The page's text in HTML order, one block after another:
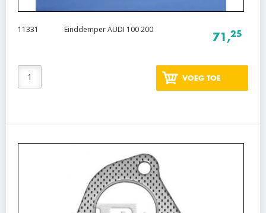
11331 Einddemper AUDI 100 200
71,25
VOEG TOE